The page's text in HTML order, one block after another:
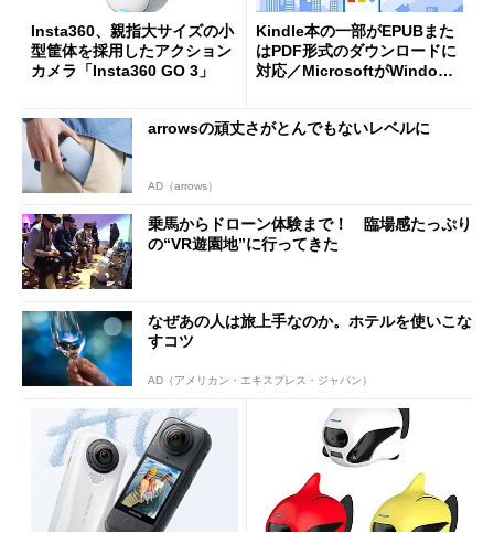
Insta360、親指大サイズの小
型筐体を採用したアクション
カメラ「Insta360 GO 3」
Kindle本の一部がEPUBまた
はPDF形式のダウンロードに
対応／MicrosoftがWindows
arrowsの頑丈さがとんでもないレベルに
AD（arrows）
乗馬からドローン体験まで！ 臨場感たっぷり
の“VR遊園地”に行ってきた
なぜあの人は旅上手なのか。ホテルを使いこな
すコツ
AD（アメリカン・エキスプレス・ジャパン）